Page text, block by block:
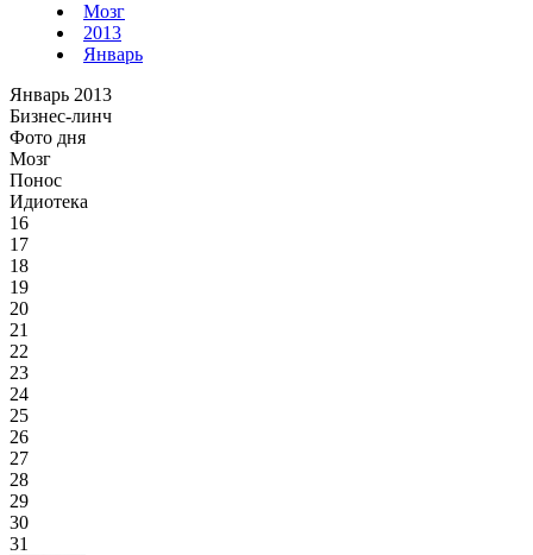
Мозг
2013
Январь
Январь 2013
Бизнес-линч
Фото дня
Мозг
Понос
Идиотека
16
17
18
19
20
21
22
23
24
25
26
27
28
29
30
31